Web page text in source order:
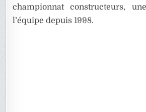
championnat constructeurs,
l’équipe depuis 1998.